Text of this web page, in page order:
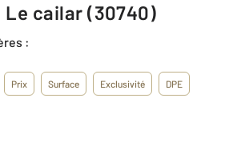
Le cailar (30740)
:
Prix Surface Exclusivité DPE